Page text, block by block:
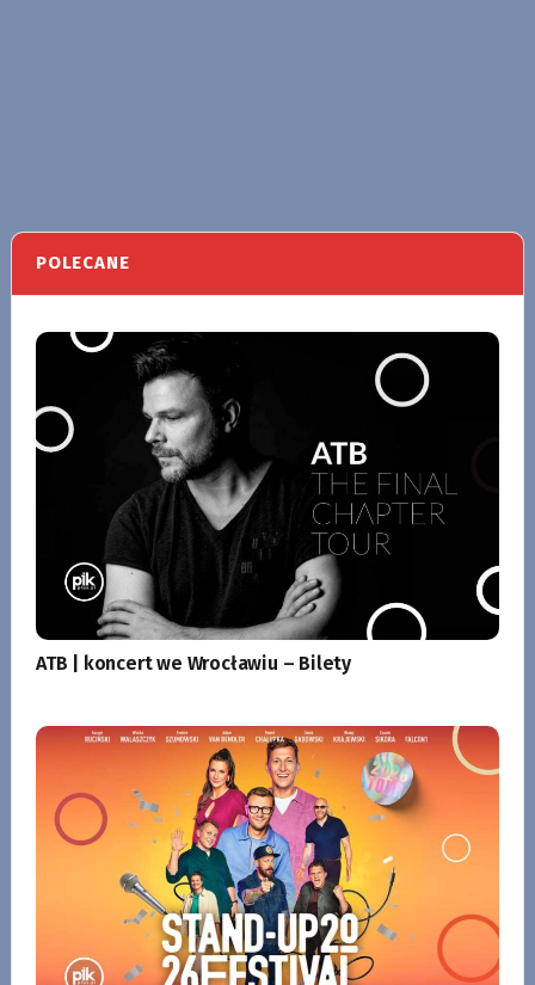
POLECANE
ATB | koncert we Wrocławiu – Bilety